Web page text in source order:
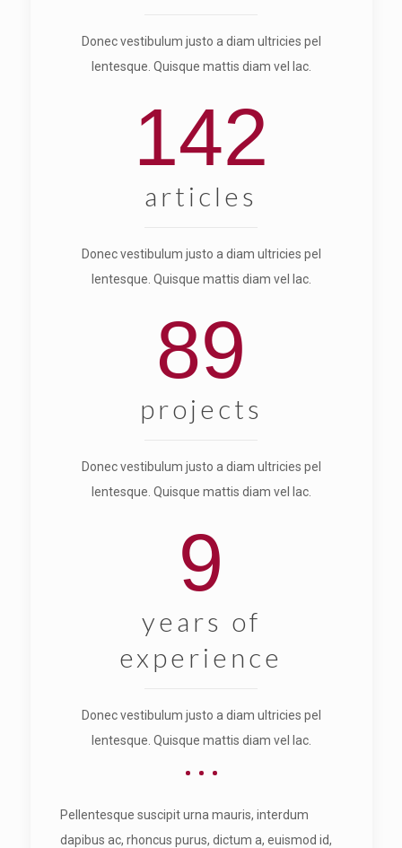
Donec vestibulum justo a diam ultricies pel
lentesque. Quisque mattis diam vel lac.
142
articles
Donec vestibulum justo a diam ultricies pel
lentesque. Quisque mattis diam vel lac.
89
projects
Donec vestibulum justo a diam ultricies pel
lentesque. Quisque mattis diam vel lac.
9
years of
experience
Donec vestibulum justo a diam ultricies pel
lentesque. Quisque mattis diam vel lac.
Pellentesque suscipit urna mauris, interdum
dapibus ac, rhoncus purus, dictum a, euismod id,